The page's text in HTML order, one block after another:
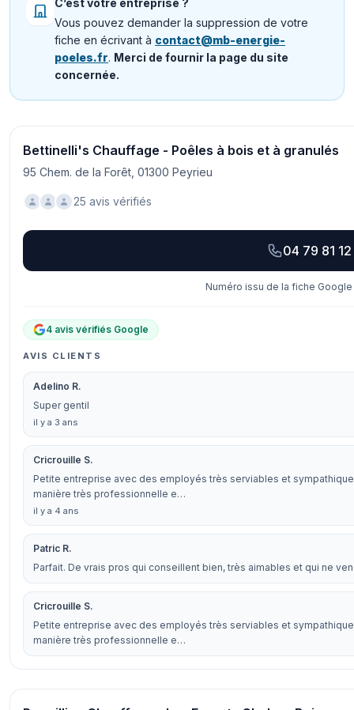
C’est votre entreprise ?
Vous pouvez demander la suppression de votre
fiche en écrivant à contact@mb-energie-
poeles.fr. Merci de fournir la page du site
concernée.
Bettinelli's Chauffage - Poêles à bois et à granulés
95 Chem. de la Forêt, 01300 Peyrieu
25 avis vérifiés
04 79 81
Numéro issu de la fiche
4 avis vérifiés Google
AVIS CLIENTS
Adelino R.
Super gentil
il y a 3 ans
Cricrouille S.
Petite entreprise avec des employés très serviables et
manière très professionnelle e…
il y a 4 ans
Patric R.
Parfait. De vrais pros qui conseillent bien, très aimables et qui ne
Cricrouille S.
Petite entreprise avec des employés très serviables et
manière très professionnelle e…